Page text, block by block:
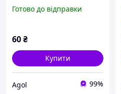
Готово до відправки
60₴
Купити
Agol 99%